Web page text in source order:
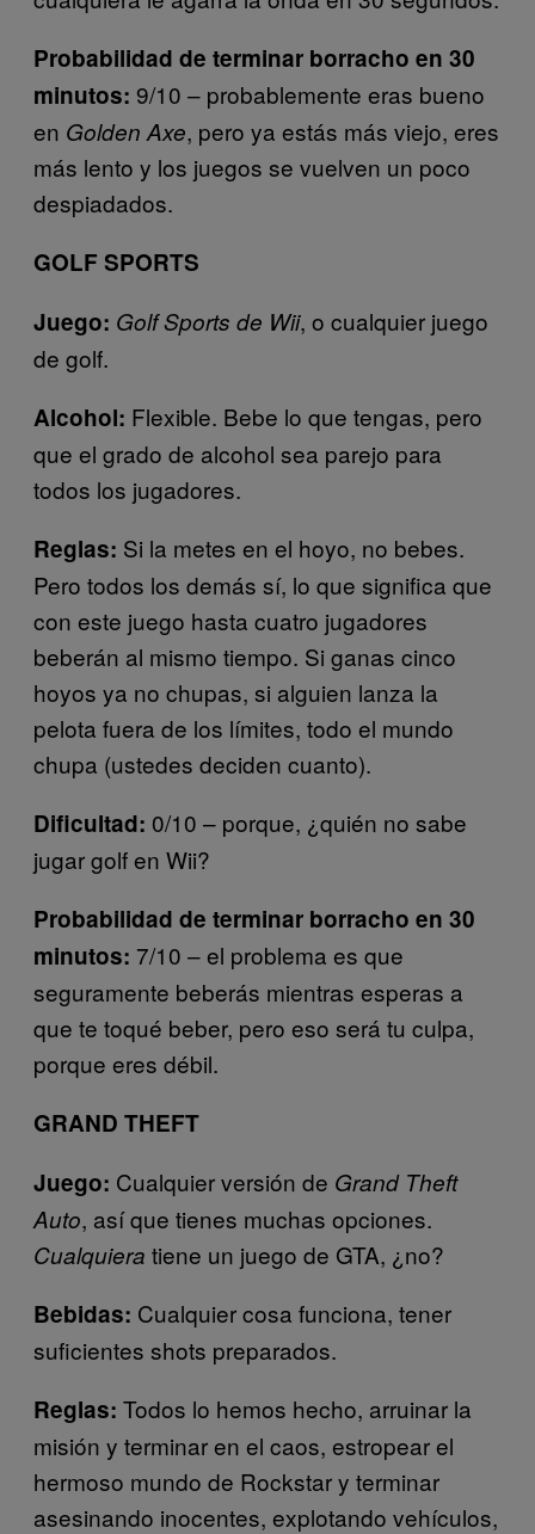
Probabilidad de terminar borracho en 30
minutos: 9/10 – probablemente eras bueno
en Golden Axe, pero ya estás más viejo, eres
más lento y los juegos se vuelven un poco
despiadados.
GOLF SPORTS
Juego: Golf Sports de Wii, o cualquier juego
de golf.
Alcohol: Flexible. Bebe lo que tengas, pero
que el grado de alcohol sea parejo para
todos los jugadores.
Reglas: Si la metes en el hoyo, no bebes.
Pero todos los demás sí, lo que significa que
con este juego hasta cuatro jugadores
beberán al mismo tiempo. Si ganas cinco
hoyos ya no chupas, si alguien lanza la
pelota fuera de los límites, todo el mundo
chupa (ustedes deciden cuanto).
Dificultad: 0/10 – porque, ¿quién no sabe
jugar golf en Wii?
Probabilidad de terminar borracho en 30
minutos: 7/10 – el problema es que
seguramente beberás mientras esperas a
que te toqué beber, pero eso será tu culpa,
porque eres débil.
GRAND THEFT
Juego: Cualquier versión de Grand Theft
Auto, así que tienes muchas opciones.
Cualquiera tiene un juego de GTA, ¿no?
Bebidas: Cualquier cosa funciona, tener
suficientes shots preparados.
Reglas: Todos lo hemos hecho, arruinar la
misión y terminar en el caos, estropear el
hermoso mundo de Rockstar y terminar
asesinando inocentes, explotando vehículos,